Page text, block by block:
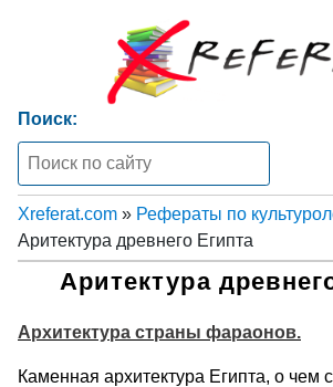
Поиск:
Xreferat.com » Рефераты по
Аритектура древнего Египта
Аритектура
Архитектура страны фараонов.
Каменная архитектура Египта, о чем